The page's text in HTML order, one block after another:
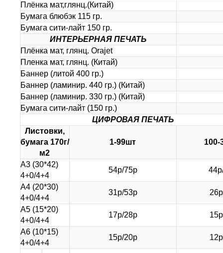
Плёнка мат,глянц.(Китай)
Бумага блюбэк 115 гр.
Бумага сити-лайт 150 гр.
ИНТЕРЬЕРНАЯ ПЕЧАТЬ
Плёнка мат, глянц. Orajet
Пленка мат, глянц. (Китай)
Баннер (литой 400 гр.)
Баннер (ламинир. 440 гр.) (Китай)
Баннер (ламинир. 330 гр.) (Китай)
Бумага сити-лайт (150 гр.)
ЦИФРОВАЯ ПЕЧАТЬ
Листовки,
бумага 170г/
м2
1-99шт 100-
А3 (30*42)
4+0/4+4
54р/75р
А4 (20*30)
4+0/4+4
31р/53р
А5 (15*20)
4+0/4+4
17р/28р
А6 (10*15)
4+0/4+4
15р/20р